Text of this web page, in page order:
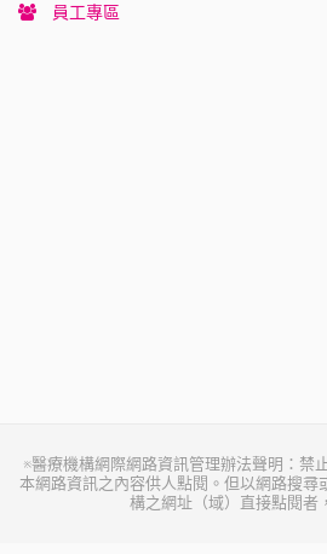
員工專區
※醫療機構網際網路資訊管理辦法聲明：禁
本網路資訊之內容供人點閱。但以網路搜尋
構之網址（域）直接點閱者